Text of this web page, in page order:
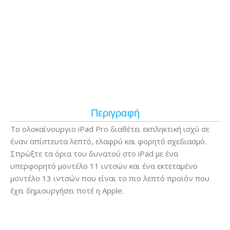
Περιγραφή
Το ολοκαίνουργιο iPad Pro διαθέτει εκπληκτική ισχύ σε
έναν απίστευτα λεπτό, ελαφρύ και φορητό σχεδιασμό.
Σπρώξτε τα όρια του δυνατού στο iPad με ένα
υπερφορητό μοντέλο 11 ιντσών και ένα εκτεταμένο
μοντέλο 13 ιντσών που είναι το πιο λεπτό προϊόν που
έχει δημιουργήσει ποτέ η Apple.